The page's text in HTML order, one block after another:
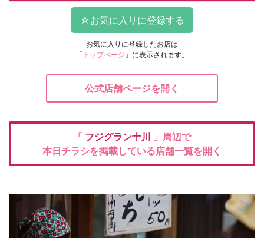
お気に入りに登録したお店は
「 トップページ 」に表示されます。
公式店舗ページを開く
「 フジグラン十川 」周辺で
本日チラシを掲載している店舗一覧を開く